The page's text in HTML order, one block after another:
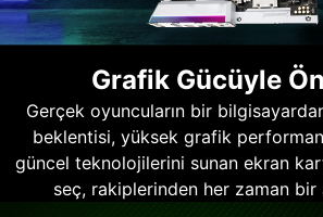
Grafik Gücüyle
Gerçek oyuncuların bir
beklentisi, yüksek grafik
güncel teknolojilerini sunan ekran
seç, rakiplerinden her zaman bir